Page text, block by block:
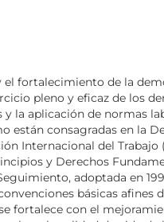
el fortalecimiento de la
pleno y eficaz de los
y la aplicación de normas
están consagradas en la
Internacional del Trabajo
y Derechos
adoptada en
básicas afines
fortalece con el